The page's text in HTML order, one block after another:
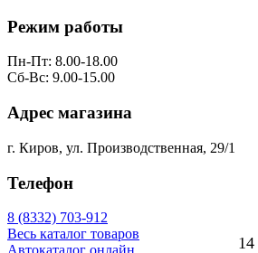
Режим работы
Пн-Пт: 8.00-18.00
Сб-Вс: 9.00-15.00
Адрес магазина
г. Киров, ул. Производственная, 29/1
Телефон
8 (8332) 703-912
Весь каталог товаров
14